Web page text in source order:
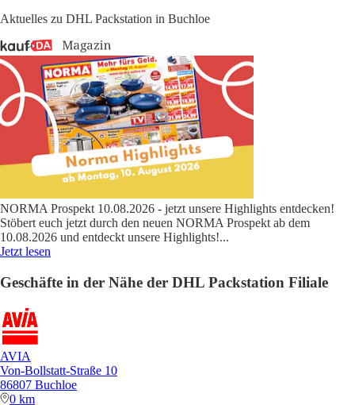
Aktuelles zu DHL Packstation in Buchloe
NORMA Prospekt 10.08.2026 - jetzt unsere Highlights entdecken!
Stöbert euch jetzt durch den neuen NORMA Prospekt ab dem
10.08.2026 und entdeckt unsere Highlights!...
Jetzt lesen
Geschäfte in der Nähe der DHL Packstation Filiale
AVIA
Von-Bollstatt-Straße 10
86807 Buchloe
0 km